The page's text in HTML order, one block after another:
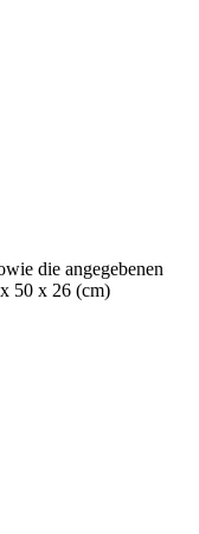
die angegebenen
50 x 26 (cm)